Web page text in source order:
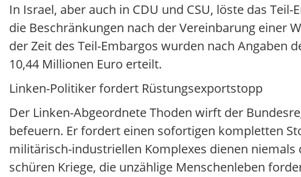
In Israel, aber auch in CDU und CSU, löste das
die Beschränkungen nach der Vereinbarung einer
der Zeit des Teil-Embargos wurden nach
10,44 Millionen Euro erteilt.
Linken-Politiker fordert Rüstungsexportstopp
Der Linken-Abgeordnete Thoden wirft der
befeuern. Er fordert einen sofortigen kompletten
militärisch-industriellen Komplexes dienen
schüren Kriege, die unzählige Menschenleben